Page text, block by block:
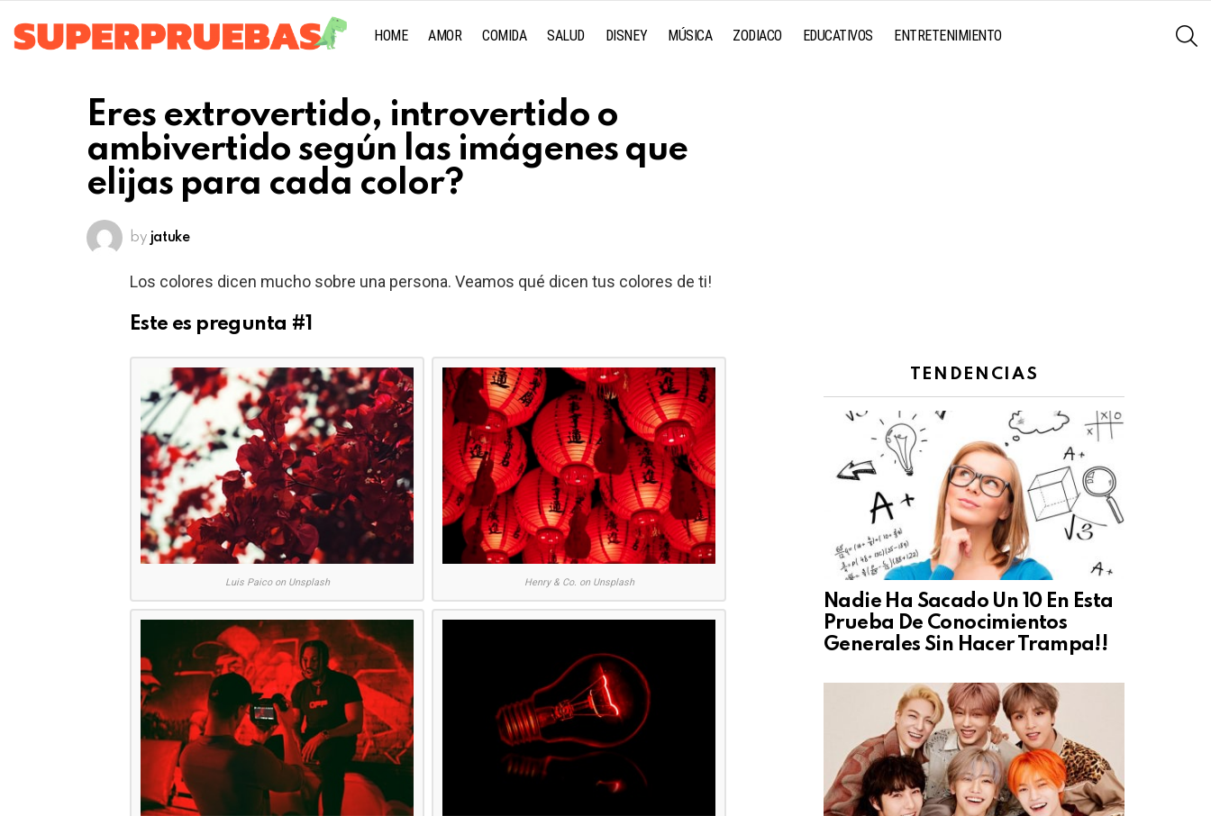
HOME AMOR COMIDA SALUD DISNEY MÚSICA ZODIACO EDUCATIVOS ENTRETENIMIENTO
Eres extrovertido, introvertido o
ambivertido según las imágenes que
elijas para cada color?
by jatuke
Los colores dicen mucho sobre una persona. Veamos qué dicen tus colores de ti!
Este es pregunta #1
Luis Paico on Unsplash Henry & Co. on Unsplash
TENDENCIAS
Nadie Ha Sacado Un 10 En Esta
Prueba De Conocimientos
Generales Sin Hacer Trampa!!